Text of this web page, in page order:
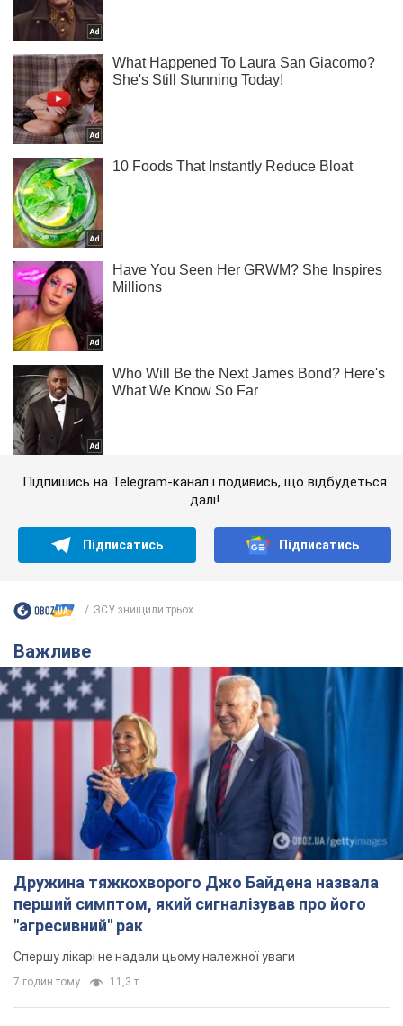
Підпишись на Telegram-канал і подивись, що відбудеться
далі!
Підписатись Підписатись
ЗСУ знищили трьох...
Важливе
Дружина тяжкохворого Джо Байдена назвала
перший симптом, який сигналізував про його
"агресивний" рак
Спершу лікарі не надали цьому належної уваги
7 годин тому 11,3 т.